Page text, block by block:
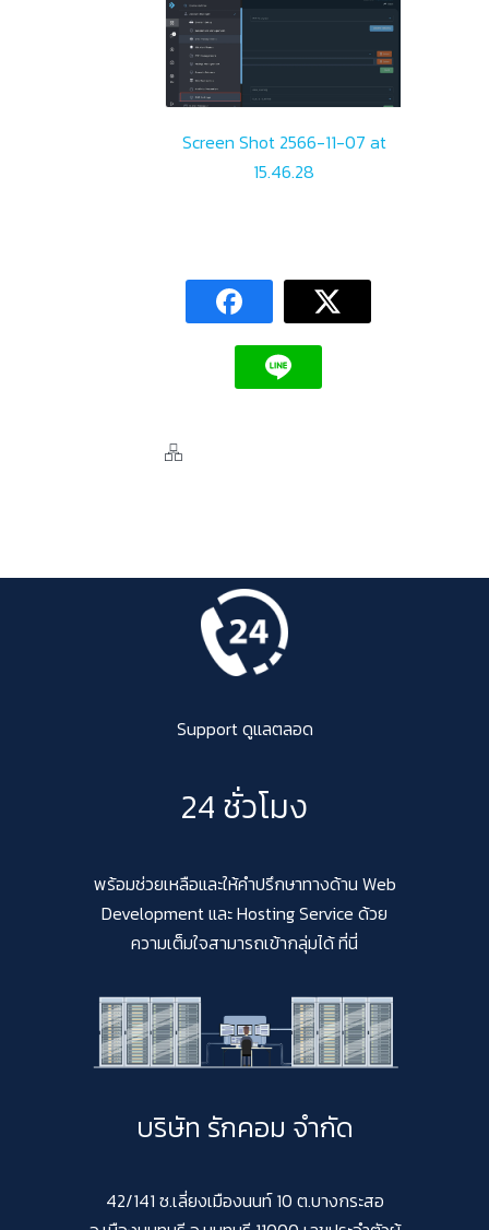
Screen Shot 2566-11-07 at
15.46.28
Support ดูแลตลอด
24 ชั่วโมง
พร้อมช่วยเหลือและให้คำปรึกษาทางด้าน Web
Development และ Hosting Service ด้วย
ความเต็มใจสามารถเข้ากลุ่มได้ ที่นี่
บริษัท รักคอม จำกัด
42/141 ซ.เลี่ยงเมืองนนท์ 10 ต.บางกระสอ